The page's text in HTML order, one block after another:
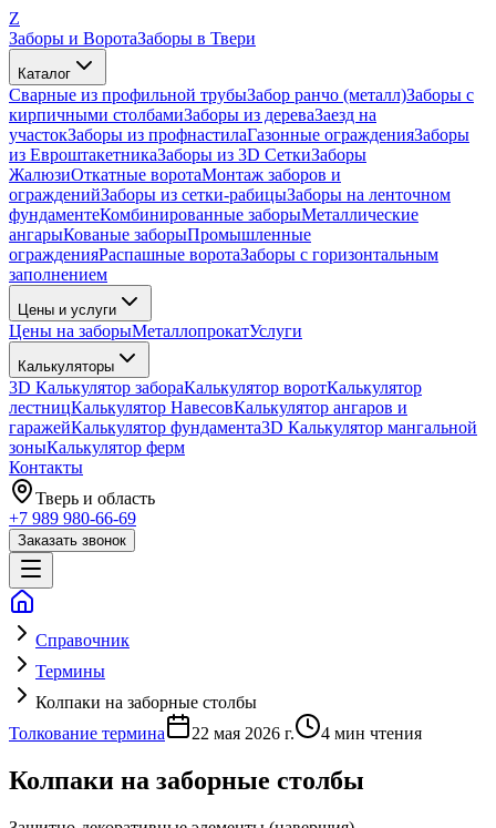
Z
Заборы и ВоротаЗаборы в Твери
Каталог
Сварные из профильной трубыЗабор ранчо (металл)Заборы с
кирпичными столбамиЗаборы из дереваЗаезд на
участокЗаборы из профнастилаГазонные огражденияЗаборы
из ЕвроштакетникаЗаборы из 3D СеткиЗаборы
ЖалюзиОткатные воротаМонтаж заборов и
огражденийЗаборы из сетки-рабицыЗаборы на ленточном
фундаментеКомбинированные заборыМеталлические
ангарыКованые заборыПромышленные
огражденияРаспашные воротаЗаборы с горизонтальным
заполнением
Цены и услуги
Цены на заборыМеталлопрокатУслуги
Калькуляторы
3D Калькулятор забораКалькулятор воротКалькулятор
лестницКалькулятор НавесовКалькулятор ангаров и
гаражейКалькулятор фундамента3D Калькулятор мангальной
зоныКалькулятор ферм
Контакты
Тверь и область
+7 989 980-66-69
Заказать звонок
Справочник
Термины
Колпаки на заборные столбы
Толкование термина
22 мая 2026 г. 4 мин чтения
Колпаки на заборные столбы